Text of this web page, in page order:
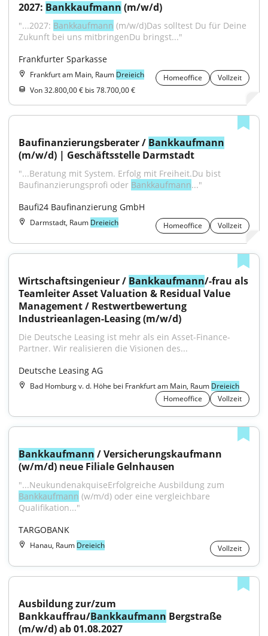
2027: Bankkaufmann (m/w/d)
"...2027: Bankkaufmann (m/w/d)Das solltest Du für Deine
Zukunft bei uns mitbringenDu bringst..."
Frankfurter Sparkasse
Frankfurt am Main, Raum Dreieich Homeoffice
Vollzeit
Von 32.800,00 € bis 78.700,00 €
Baufinanzierungsberater / Bankkaufmann
(m/w/d) | Geschäftsstelle Darmstadt
"...Beratung mit System. Erfolg mit Freiheit.Du bist
Baufinanzierungsprofi oder Bankkaufmann..."
Baufi24 Baufinanzierung GmbH
Darmstadt, Raum Dreieich Homeoffice Vollzeit
Wirtschaftsingenieur / Bankkaufmann/-frau als
Teamleiter Asset Valuation & Residual Value
Management / Restwertbewertung
Industrieanlagen-Leasing (m/w/d)
Die Deutsche Leasing ist mehr als ein Asset-Finance-
Partner. Wir realisieren die Visionen des...
Deutsche Leasing AG
Bad Homburg v. d. Höhe bei Frankfurt am Main, Raum Dreieich
Homeoffice
Vollzeit
Bankkaufmann / Versicherungskaufmann
(w/m/d) neue Filiale Gelnhausen
Bankkaufmann (w/m/d) oder eine vergleichbare
Qualifikation..."
TARGOBANK
Hanau, Raum Dreieich Vollzeit
Ausbildung zur/zum
Bankkauffrau/Bankkaufmann Bergstraße
(m/w/d) ab 01.08.2027